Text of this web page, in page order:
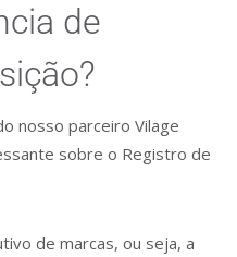
de
nosso parceiro Vilage
sobre o Registro de
de marcas, ou seja, a